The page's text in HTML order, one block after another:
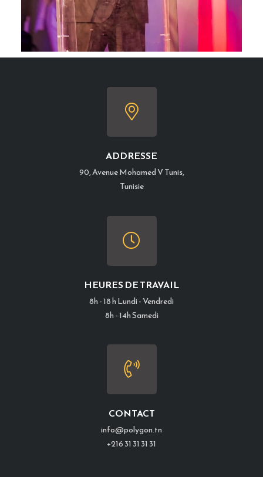
ADDRESSE
90, Avenue Mohamed V Tunis,
Tunisie
HEURES DE TRAVAIL
8h - 18 h Lundi - Vendredi
8h - 14h Samedi
CONTACT
info@polygon.tn
+216 31 31 31 31